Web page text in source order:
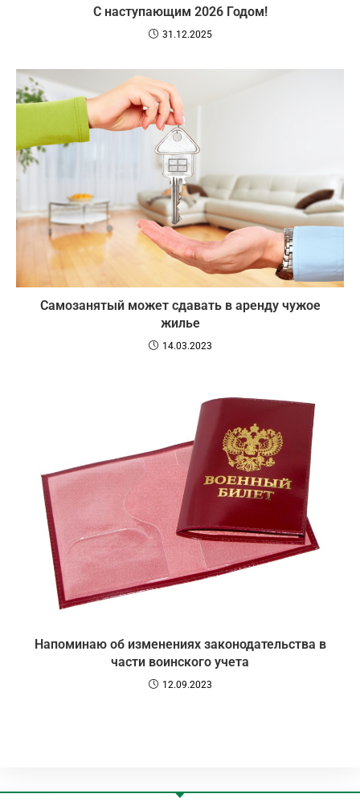
С наступающим 2026 Годом!
31.12.2025
Самозанятый может сдавать в аренду чужое
жилье
14.03.2023
Напоминаю об изменениях законодательства в
части воинского учета
12.09.2023